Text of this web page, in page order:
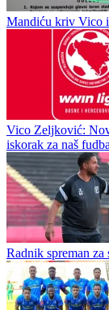
susreta koja će biti
Željezničar sinoć
Ćorić uoči starta
Mandiću kriv Vico i